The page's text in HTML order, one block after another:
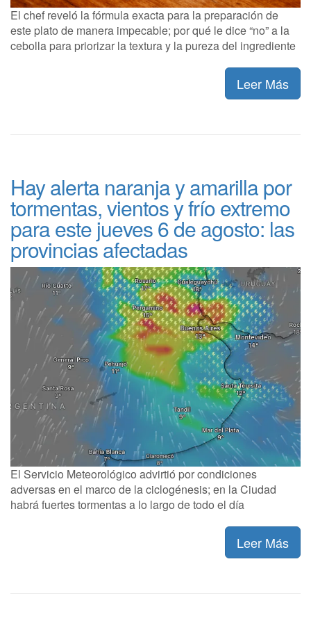
El chef reveló la fórmula exacta para la preparación de
este plato de manera impecable; por qué le dice “no” a la
cebolla para priorizar la textura y la pureza del ingrediente
Leer Más
Hay alerta naranja y amarilla por
tormentas, vientos y frío extremo
para este jueves 6 de agosto: las
provincias afectadas
El Servicio Meteorológico advirtió por condiciones
adversas en el marco de la ciclogénesis; en la Ciudad
habrá fuertes tormentas a lo largo de todo el día
Leer Más